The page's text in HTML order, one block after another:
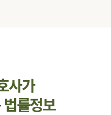
사가
률정보